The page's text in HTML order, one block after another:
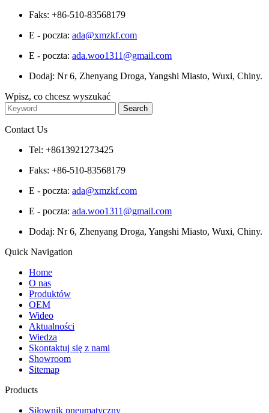
Faks: +86-510-83568179
E - poczta: ada@xmzkf.com
E - poczta: ada.woo1311@gmail.com
Dodaj: Nr 6, Zhenyang Droga, Yangshi Miasto, Wuxi, Chiny.
Wpisz, co chcesz wyszukać
Contact Us
Tel: +8613921273425
Faks: +86-510-83568179
E - poczta: ada@xmzkf.com
E - poczta: ada.woo1311@gmail.com
Dodaj: Nr 6, Zhenyang Droga, Yangshi Miasto, Wuxi, Chiny.
Quick Navigation
Home
O nas
Produktów
OEM
Wideo
Aktualności
Wiedza
Skontaktuj się z nami
Showroom
Sitemap
Products
Siłownik pneumatyczny